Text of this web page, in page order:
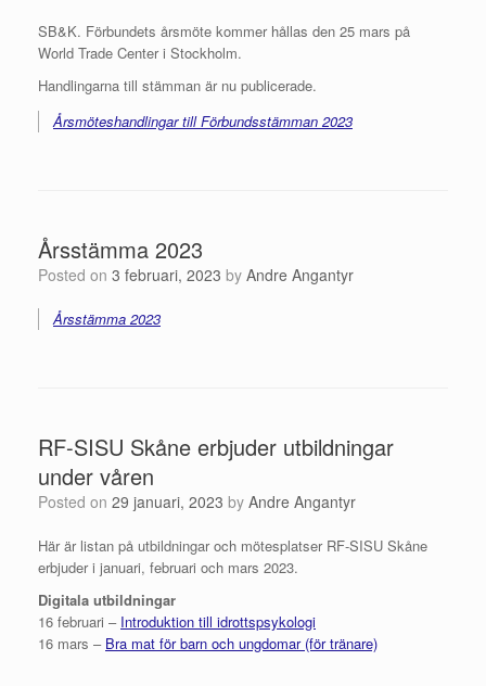
SB&K. Förbundets årsmöte kommer hållas den 25 mars på
World Trade Center i Stockholm.
Handlingarna till stämman är nu publicerade.
Årsmöteshandlingar till Förbundsstämman 2023
Årsstämma 2023
Posted on 3 februari, 2023 by Andre Angantyr
Årsstämma 2023
RF-SISU Skåne erbjuder utbildningar
under våren
Posted on 29 januari, 2023 by Andre Angantyr
Här är listan på utbildningar och mötesplatser RF-SISU Skåne
erbjuder i januari, februari och mars 2023.
Digitala utbildningar
16 februari – Introduktion till idrottspsykologi
16 mars – Bra mat för barn och ungdomar (för tränare)